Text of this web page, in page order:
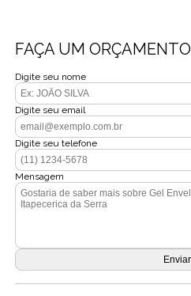
FAÇA UM ORÇAMENTO
Digite seu nome
Digite seu email
Digite seu telefone
Mensagem